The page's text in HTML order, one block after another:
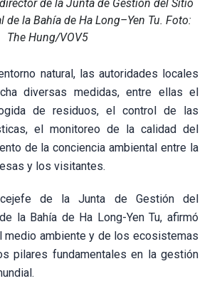
de la Junta de Gestión del Sitio
la Bahía de Ha Long–Yen Tu. Foto:
The Hung/VOV5
natural, las autoridades locales
diversas medidas, entre ellas el
de residuos, el control de las
el monitoreo de la calidad del
de la conciencia ambiental entre la
y los visitantes.
de la Junta de Gestión del
la Bahía de Ha Long-Yen Tu, afirmó
medio ambiente y de los ecosistemas
pilares fundamentales en la gestión